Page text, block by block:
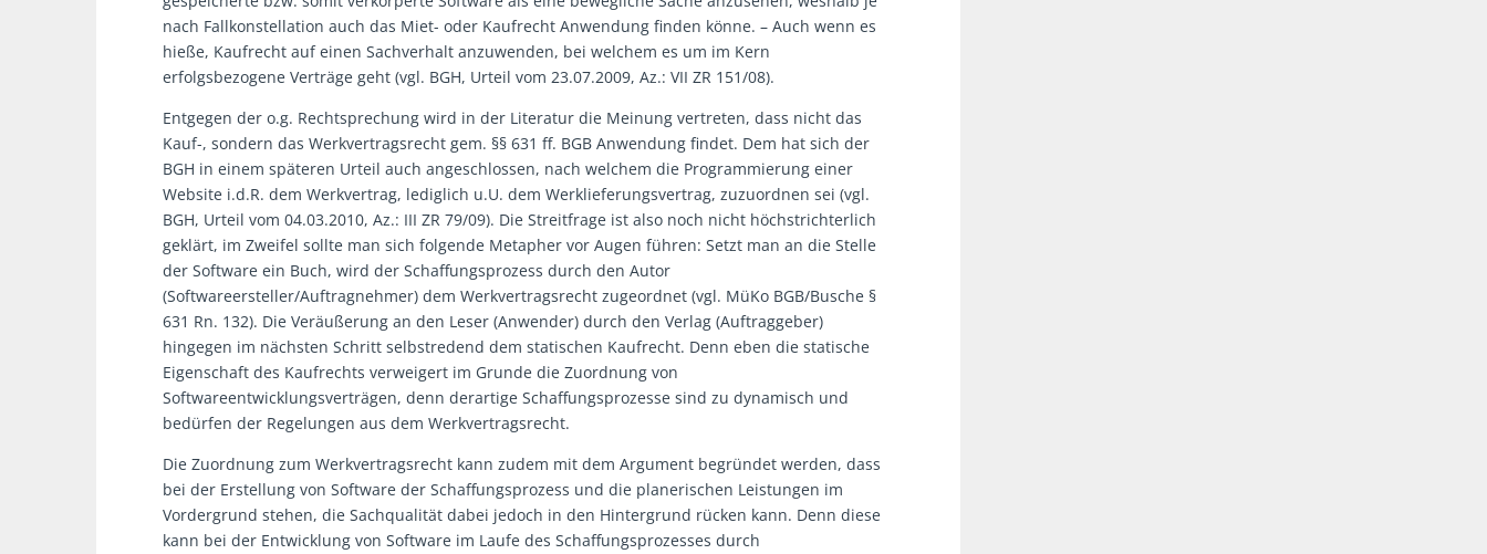
nach Fallkonstellation auch das Miet- oder Kaufrecht Anwendung finden könne. – Auch wenn es
hieße, Kaufrecht auf einen Sachverhalt anzuwenden, bei welchem es um im Kern
erfolgsbezogene Verträge geht (vgl. BGH, Urteil vom 23.07.2009, Az.: VII ZR 151/08).
Entgegen der o.g. Rechtsprechung wird in der Literatur die Meinung vertreten, dass nicht das
Kauf-, sondern das Werkvertragsrecht gem. §§ 631 ff. BGB Anwendung findet. Dem hat sich der
BGH in einem späteren Urteil auch angeschlossen, nach welchem die Programmierung einer
Website i.d.R. dem Werkvertrag, lediglich u.U. dem Werklieferungsvertrag, zuzuordnen sei (vgl.
BGH, Urteil vom 04.03.2010, Az.: III ZR 79/09). Die Streitfrage ist also noch nicht höchstrichterlich
geklärt, im Zweifel sollte man sich folgende Metapher vor Augen führen: Setzt man an die Stelle
der Software ein Buch, wird der Schaffungsprozess durch den Autor
(Softwareersteller/Auftragnehmer) dem Werkvertragsrecht zugeordnet (vgl. MüKo BGB/Busche §
631 Rn. 132). Die Veräußerung an den Leser (Anwender) durch den Verlag (Auftraggeber)
hingegen im nächsten Schritt selbstredend dem statischen Kaufrecht. Denn eben die statische
Eigenschaft des Kaufrechts verweigert im Grunde die Zuordnung von
Softwareentwicklungsverträgen, denn derartige Schaffungsprozesse sind zu dynamisch und
bedürfen der Regelungen aus dem Werkvertragsrecht.
Die Zuordnung zum Werkvertragsrecht kann zudem mit dem Argument begründet werden, dass
bei der Erstellung von Software der Schaffungsprozess und die planerischen Leistungen im
Vordergrund stehen, die Sachqualität dabei jedoch in den Hintergrund rücken kann. Denn diese
kann bei der Entwicklung von Software im Laufe des Schaffungsprozesses durch